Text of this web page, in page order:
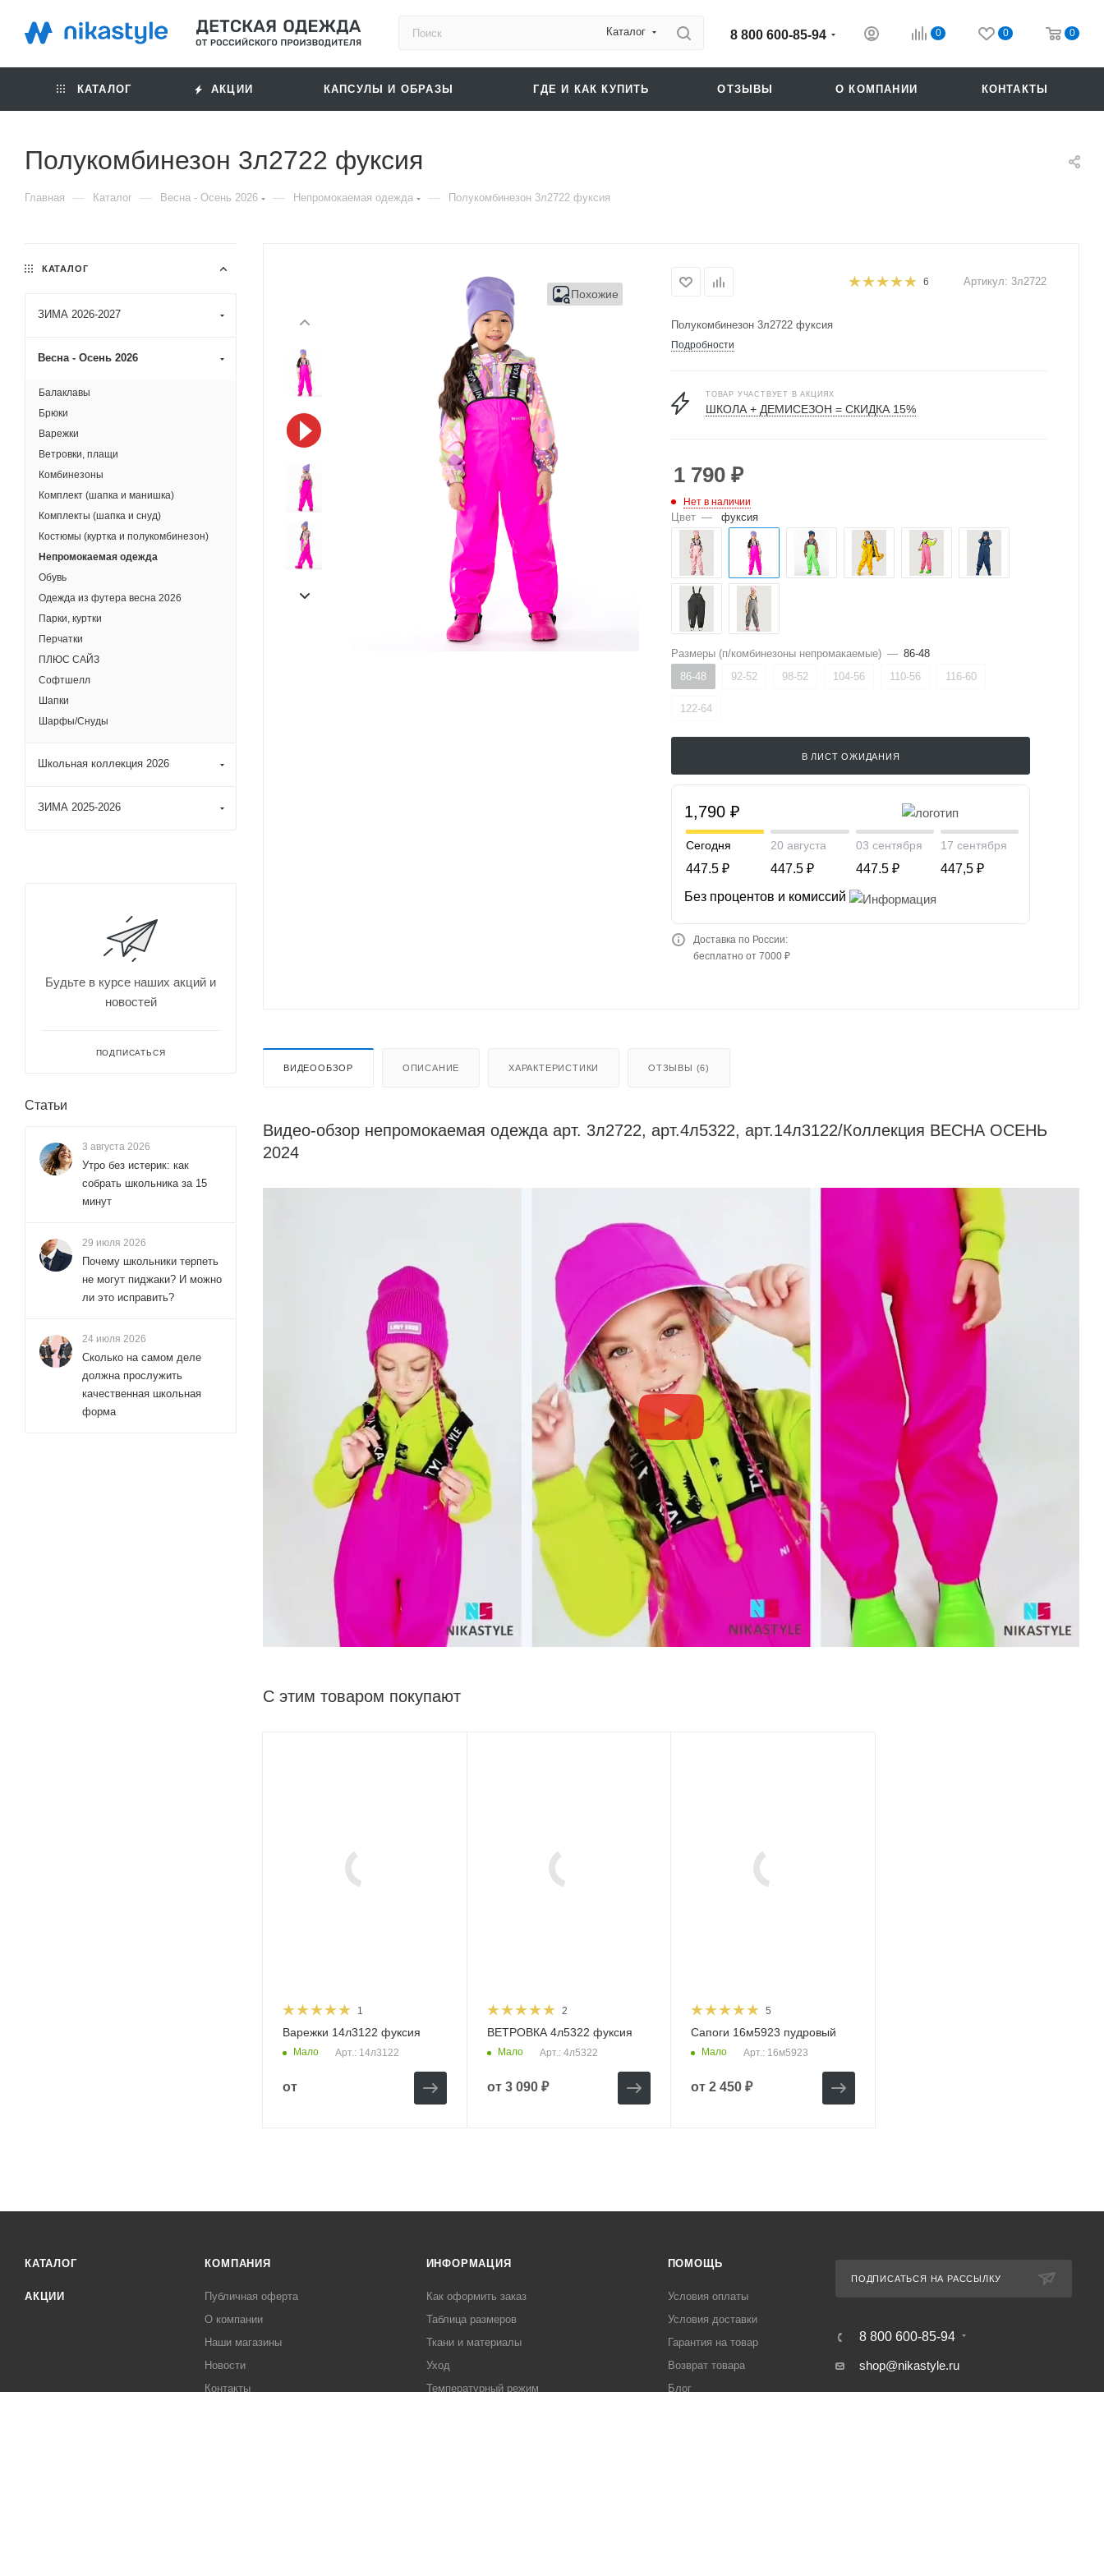
Каталог 8 800 600-85-94 0 0 0
КАТАЛОГ АКЦИИ КАПСУЛЫ И ОБРАЗЫ ГДЕ И КАК КУПИТЬ ОТЗЫВЫ О КОМПАНИИ КОНТАКТЫ
Полукомбинезон 3л2722 фуксия
Главная — Каталог — Весна - Осень 2026 — Непромокаемая одежда — Полукомбинезон 3л2722 фуксия
Похожие
6 Артикул: 3л2722
Полукомбинезон 3л2722 фуксия
Подробности
ТОВАР УЧАСТВУЕТ В АКЦИЯХ
ШКОЛА + ДЕМИСЕЗОН = СКИДКА 15%
1 790 ₽
Нет в наличии
Цвет — фуксия
Размеры (п/комбинезоны непромакаемые) — 86-48
86-48
92-52 98-52 104-56 110-56 116-60
122-64
В ЛИСТ ОЖИДАНИЯ
1,790 ₽
Сегодня
447.5 ₽
20 августа
447.5 ₽
03 сентября
447.5 ₽
17 сентября
447,5 ₽
Без процентов и комиссий
Доставка по России:
бесплатно от 7000 ₽
ВИДЕООБЗОР ОПИСАНИЕ ХАРАКТЕРИСТИКИ ОТЗЫВЫ (6)
Видео-обзор непромокаемая одежда арт. 3л2722, арт.4л5322, арт.14л3122/Коллекция ВЕСНА ОСЕНЬ
2024
С этим товаром покупают
1
Варежки 14л3122 фуксия
Мало Арт.: 14л3122
от
2
ВЕТРОВКА 4л5322 фуксия
Мало Арт.: 4л5322
от 3 090 ₽
5
Сапоги 16м5923 пудровый
Мало Арт.: 16м5923
от 2 450 ₽
КАТАЛОГ
ЗИМА 2026-2027
Весна - Осень 2026
Балаклавы
Брюки
Варежки
Ветровки, плащи
Комбинезоны
Комплект (шапка и манишка)
Комплекты (шапка и снуд)
Костюмы (куртка и полукомбинезон)
Непромокаемая одежда
Обувь
Одежда из футера весна 2026
Парки, куртки
Перчатки
ПЛЮС САЙЗ
Софтшелл
Шапки
Шарфы/Снуды
Школьная коллекция 2026
ЗИМА 2025-2026
Будьте в курсе наших акций и
новостей
ПОДПИСАТЬСЯ
Статьи
3 августа 2026
Утро без истерик: как
собрать школьника за 15
минут
29 июля 2026
Почему школьники терпеть
не могут пиджаки? И можно
ли это исправить?
24 июля 2026
Сколько на самом деле
должна прослужить
качественная школьная
форма
КАТАЛОГ
АКЦИИ
КОМПАНИЯ
Публичная оферта
О компании
Наши магазины
Новости
Контакты
ИНФОРМАЦИЯ
Как оформить заказ
Таблица размеров
Ткани и материалы
Уход
Температурный режим
ПОМОЩЬ
Условия оплаты
Условия доставки
Гарантия на товар
Возврат товара
Блог
ПОДПИСАТЬСЯ НА РАССЫЛКУ
8 800 600-85-94
shop@nikastyle.ru